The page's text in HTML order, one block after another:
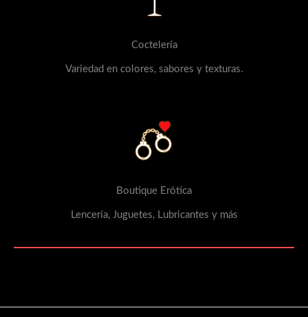
Coctelería
Variedad en colores, sabores y texturas.
Boutique Erótica
Lencería, Juguetes, Lubricantes y más